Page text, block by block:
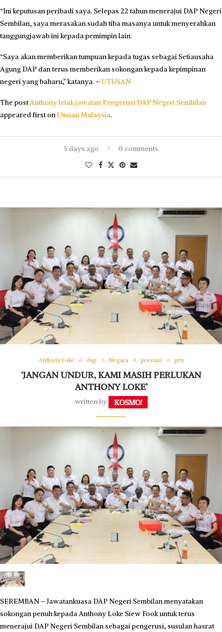
“Ini keputusan peribadi saya. Selepas 22 tahun menerajui DAP Negeri
Sembilan, saya merasakan sudah tiba masanya untuk menyerahkan
tanggungjawab ini kepada pemimpin lain.
“Saya akan memberikan tumpuan kepada tugas sebagai Setiausaha
Agung DAP dan terus memberikan sokongan kepada kepimpinan
negeri yang baharu,” katanya. –UTUSAN
The postAnthony letak jawatan Pengerusi DAP Negeri Sembilan
appeared first onUtusan Malaysia.
5 days ago 0 comments
Anthony Loke dap Negara prestasi prn
‘JANGAN UNDUR, KAMI MASIH PERLUKAN
ANTHONY LOKE’
written by
SEREMBAN – Jawatankuasa DAP Negeri Sembilan menyatakan
sokongan penuh kepada Anthony Loke Siew Fook untuk terus
menerajui DAP Negeri Sembilan sebagai pengerusi, susulan hasrat